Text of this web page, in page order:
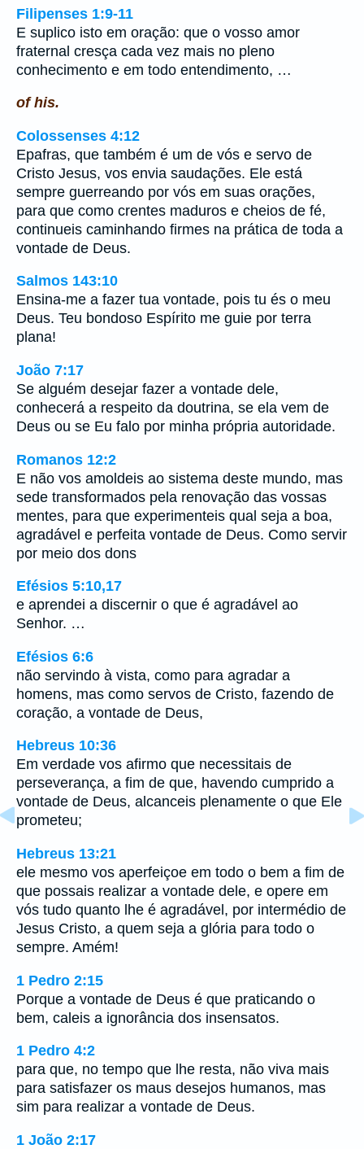
Filipenses 1:9-11
E suplico isto em oração: que o vosso amor
fraternal cresça cada vez mais no pleno
conhecimento e em todo entendimento, …
of his.
Colossenses 4:12
Epafras, que também é um de vós e servo de
Cristo Jesus, vos envia saudações. Ele está
sempre guerreando por vós em suas orações,
para que como crentes maduros e cheios de fé,
continueis caminhando firmes na prática de toda a
vontade de Deus.
Salmos 143:10
Ensina-me a fazer tua vontade, pois tu és o meu
Deus. Teu bondoso Espírito me guie por terra
plana!
João 7:17
Se alguém desejar fazer a vontade dele,
conhecerá a respeito da doutrina, se ela vem de
Deus ou se Eu falo por minha própria autoridade.
Romanos 12:2
E não vos amoldeis ao sistema deste mundo, mas
sede transformados pela renovação das vossas
mentes, para que experimenteis qual seja a boa,
agradável e perfeita vontade de Deus. Como servir
por meio dos dons
Efésios 5:10,17
e aprendei a discernir o que é agradável ao
Senhor. …
Efésios 6:6
não servindo à vista, como para agradar a
homens, mas como servos de Cristo, fazendo de
coração, a vontade de Deus,
Hebreus 10:36
Em verdade vos afirmo que necessitais de
perseverança, a fim de que, havendo cumprido a
vontade de Deus, alcanceis plenamente o que Ele
prometeu;
Hebreus 13:21
ele mesmo vos aperfeiçoe em todo o bem a fim de
que possais realizar a vontade dele, e opere em
vós tudo quanto lhe é agradável, por intermédio de
Jesus Cristo, a quem seja a glória para todo o
sempre. Amém!
1 Pedro 2:15
Porque a vontade de Deus é que praticando o
bem, caleis a ignorância dos insensatos.
1 Pedro 4:2
para que, no tempo que lhe resta, não viva mais
para satisfazer os maus desejos humanos, mas
sim para realizar a vontade de Deus.
1 João 2:17